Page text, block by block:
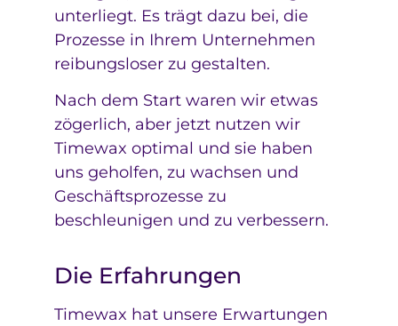
unterliegt. Es trägt dazu bei, die
Prozesse in Ihrem Unternehmen
reibungsloser zu gestalten.
Nach dem Start waren wir etwas
zögerlich, aber jetzt nutzen wir
Timewax optimal und sie haben
uns geholfen, zu wachsen und
Geschäftsprozesse zu
beschleunigen und zu verbessern.
Die Erfahrungen
Timewax hat unsere Erwartungen